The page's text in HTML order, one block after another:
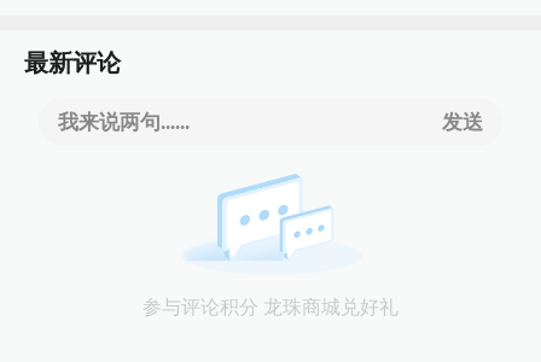
最新评论
我来说两句...... 发送
参与评论积分 龙珠商城兑好礼